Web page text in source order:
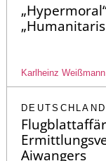
Karlheinz Weißmann
DEUTSCHLAND
Aiwangers